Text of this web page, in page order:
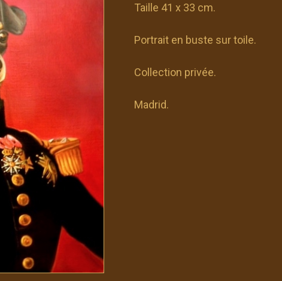
Taille 41 x 33 cm.
Portrait en buste sur toile.
Collection privée.
Madrid.